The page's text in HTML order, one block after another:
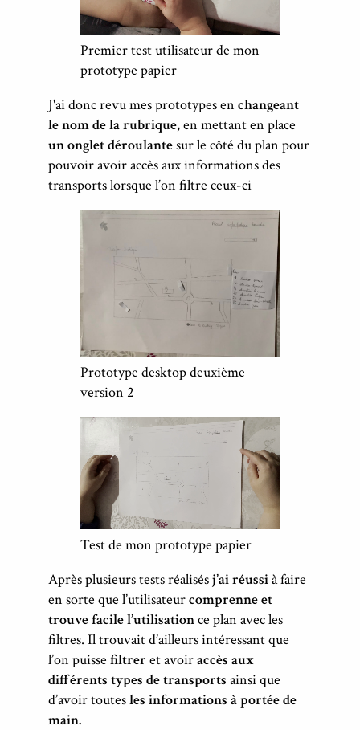
Premier test utilisateur de mon
prototype papier
J'ai donc revu mes prototypes en changeant
le nom de la rubrique, en mettant en place
un onglet déroulantesur le côté du plan pour
pouvoir avoir accès aux informations des
transports lorsque l’on filtre ceux-ci
Prototype desktop deuxième
version 2
Test de mon prototype papier
Après plusieurs tests réalisésj’ai réussià faire
en sorte que l’utilisateurcomprenne et
trouve facile l’utilisationce plan avec les
filtres. Il trouvait d’ailleurs intéressant que
l’on puisse filtrer et avoiraccès aux
différents types de transports ainsi que
d’avoir toutesles informations à portée de
main.